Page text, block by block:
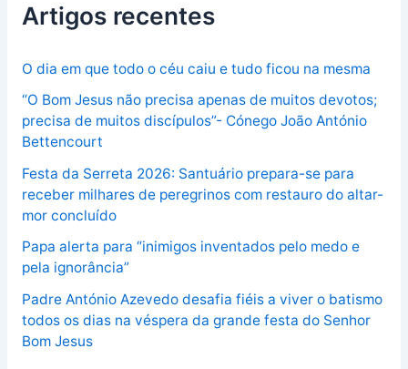
Artigos recentes
O dia em que todo o céu caiu e tudo ficou na mesma
“O Bom Jesus não precisa apenas de muitos devotos;
precisa de muitos discípulos”- Cónego João António
Bettencourt
Festa da Serreta 2026: Santuário prepara-se para
receber milhares de peregrinos com restauro do altar-
mor concluído
Papa alerta para “inimigos inventados pelo medo e
pela ignorância”
Padre António Azevedo desafia fiéis a viver o batismo
todos os dias na véspera da grande festa do Senhor
Bom Jesus